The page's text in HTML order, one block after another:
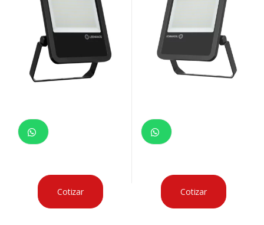
Cotizar Cotizar